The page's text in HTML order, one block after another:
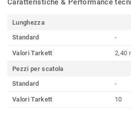
Caratteristiche & Performance
Lunghezza
Standard
-
Valori Tarkett 2,40
Pezzi per scatola
Standard
-
Valori Tarkett 10